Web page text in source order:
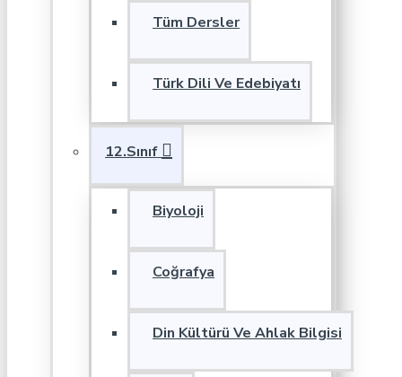
Tüm Dersler
Türk Dili Ve Edebiyatı
12.Sınıf
Biyoloji
Coğrafya
Din Kültürü Ve Ahlak Bilgisi